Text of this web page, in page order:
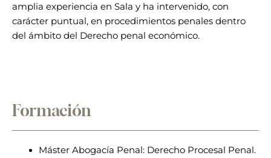
amplia experiencia en Sala y ha intervenido, con
carácter puntual, en procedimientos penales dentro
del ámbito del Derecho penal económico.
Formación
Máster Abogacía Penal: Derecho Procesal Penal.